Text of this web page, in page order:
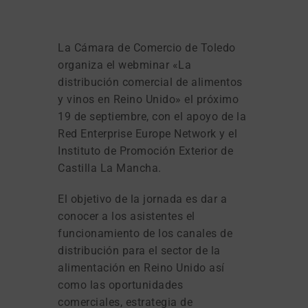
La Cámara de Comercio de Toledo
organiza el webminar «La
distribución comercial de alimentos
y vinos en Reino Unido» el próximo
19 de septiembre, con el apoyo de la
Red Enterprise Europe Network y el
Instituto de Promoción Exterior de
Castilla La Mancha.
El objetivo de la jornada es dar a
conocer a los asistentes el
funcionamiento de los canales de
distribución para el sector de la
alimentación en Reino Unido así
como las oportunidades
comerciales, estrategia de